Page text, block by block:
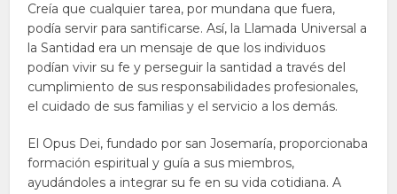
Creía que cualquier tarea, por mundana que fuera,
podía servir para santificarse. Así, la Llamada Universal a
la Santidad era un mensaje de que los individuos
podían vivir su fe y perseguir la santidad a través del
cumplimiento de sus responsabilidades profesionales,
el cuidado de sus familias y el servicio a los demás.
El Opus Dei, fundado por san Josemaría, proporcionaba
formación espiritual y guía a sus miembros,
ayudándoles a integrar su fe en su vida cotidiana. A